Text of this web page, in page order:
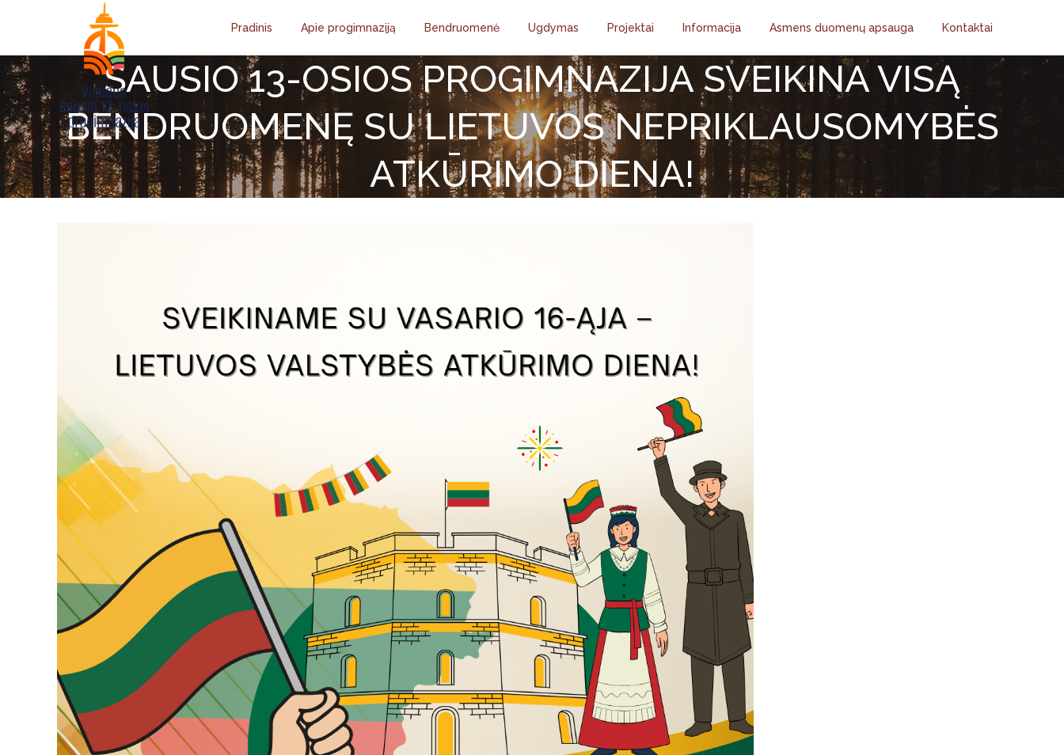
Pradinis Apie progimnaziją Bendruomenė Ugdymas Projektai Informacija Asmens duomenų apsauga Kontaktai
SAUSIO 13-OSIOS PROGIMNAZIJA SVEIKINA VISĄ
BENDRUOMENĘ SU LIETUVOS NEPRIKLAUSOMYBĖS
ATKŪRIMO DIENA!